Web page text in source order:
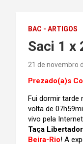
BAC - ARTIGOS
Saci 1 x
21 de novembro
Prezado(a)s
Fui dormir tarde
volta de
vivo pela
Taça
Beira-Rio! A